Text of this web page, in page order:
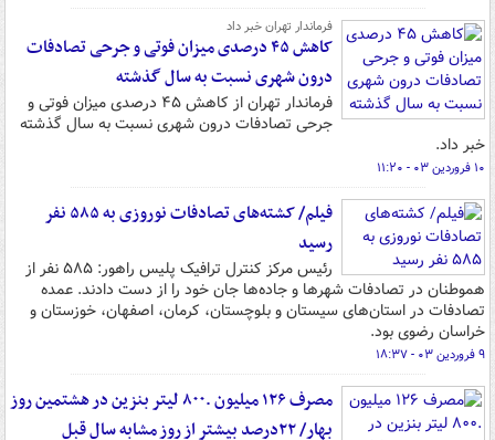
فرماندار تهران خبر داد
کاهش ۴۵ درصدی میزان فوتی و جرحی تصادفات
درون شهری نسبت به سال گذشته
فرماندار تهران از کاهش ۴۵ درصدی میزان فوتی و
جرحی تصادفات درون شهری نسبت به سال گذشته
خبر داد.
۱۰ فروردین ۰۳ - ۱۱:۲۰
فیلم/ کشته‌های تصادفات نوروزی به ۵۸۵ نفر
رسید
رئیس مرکز کنترل ترافیک پلیس راهور: ۵۸۵ نفر از
هموطنان در تصادفات شهرها و جاده‌ها جان خود را از دست دادند. عمده
تصادفات در استان‌های سیستان و بلوچستان، کرمان، اصفهان، خوزستان و
خراسان رضوی بود.
۹ فروردین ۰۳ - ۱۸:۳۷
مصرف ۱۲۶ میلیون .۸۰۰ لیتر بنزین در هشتمین روز
بهار/ ۲۲درصد بیشتر از روز مشابه سال قبل